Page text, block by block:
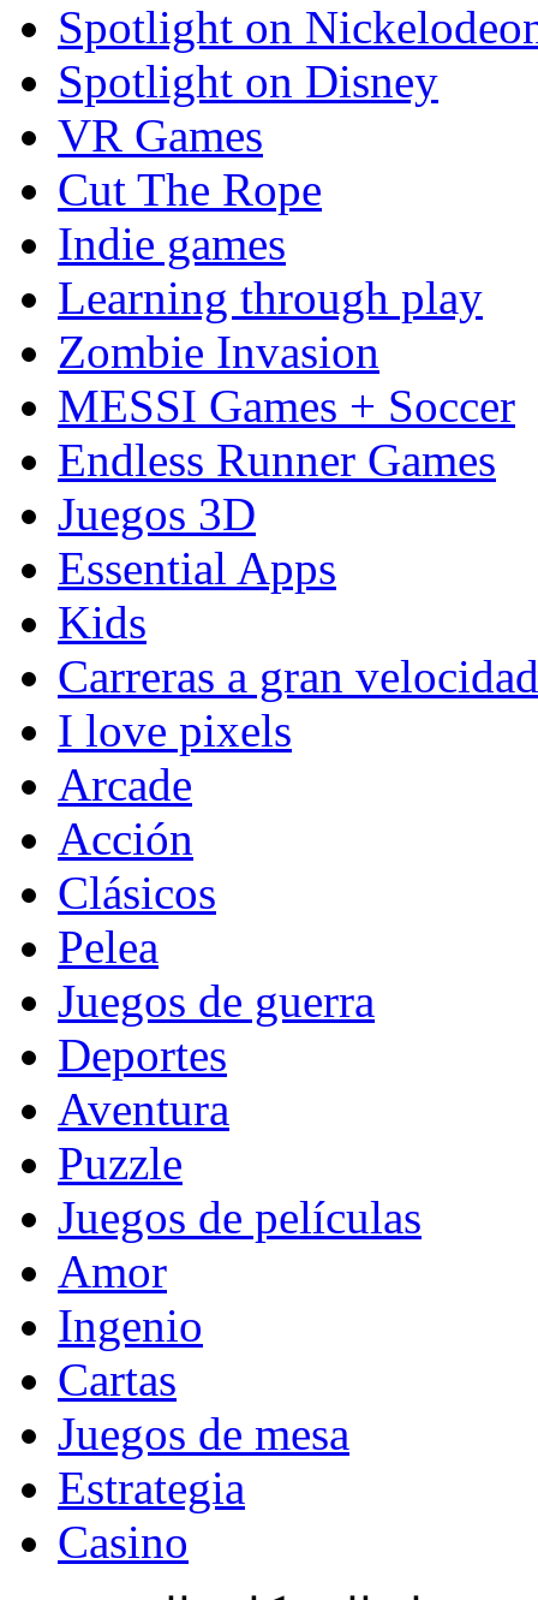
Spotlight on
Spotlight on Disney
VR Games
Cut The Rope
Indie games
Learning through play
Zombie Invasion
MESSI Games + Soccer
Endless Runner Games
Juegos 3D
Essential Apps
Kids
Carreras a gran velocidad
I love pixels
Arcade
Acción
Clásicos
Pelea
Juegos de guerra
Deportes
Aventura
Puzzle
Juegos de películas
Amor
Ingenio
Cartas
Juegos de mesa
Estrategia
Casino